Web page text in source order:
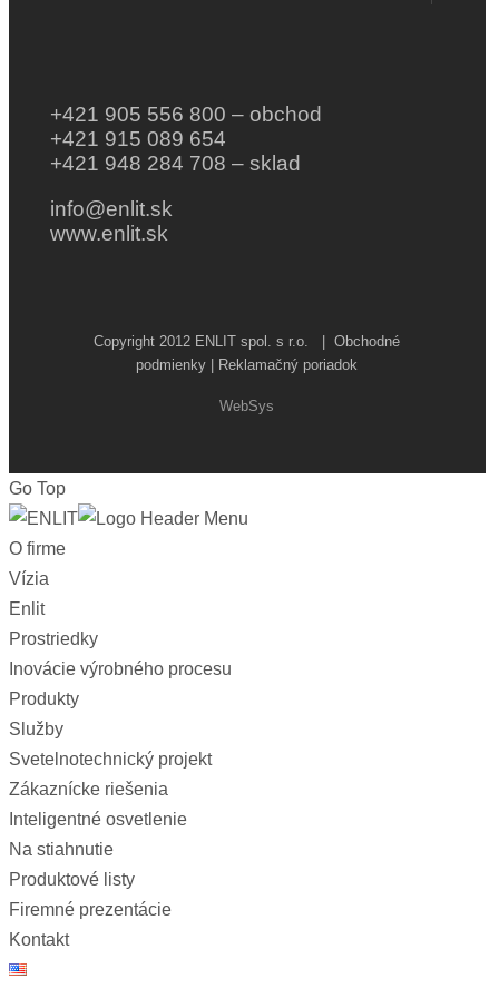
+421 905 556 800 – obchod
+421 915 089 654
+421 948 284 708 – sklad
info@enlit.sk
www.enlit.sk
Copyright 2012 ENLIT spol. s r.o. |Obchodné
podmienky | Reklamačný poriadok
WebSys
Go Top
O firme
Vízia
Enlit
Prostriedky
Inovácie výrobného procesu
Produkty
Služby
Svetelnotechnický projekt
Zákaznícke riešenia
Inteligentné osvetlenie
Na stiahnutie
Produktové listy
Firemné prezentácie
Kontakt